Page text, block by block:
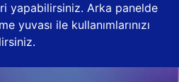
yapabilirsiniz. Arka panelde
yuvası ile kullanımlarınızı